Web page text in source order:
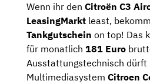
Wenn ihr den Citroën C3
LeasingMarkt least,
Tankgutschein on top! Das
für monatlich 181 Euro
Ausstattungstechnisch dürft
Multimediasystem Citroen